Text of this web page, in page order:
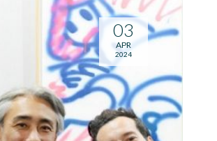
03
APR
2024